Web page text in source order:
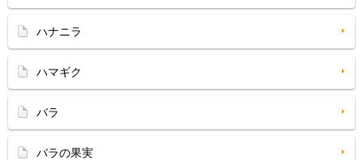
ハナニラ
ハマギク
バラ
バラの果実